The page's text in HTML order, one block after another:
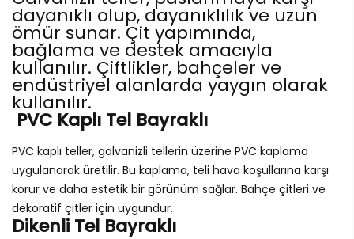
dayanıklı olup, dayanıklılık ve uzun
ömür sunar. Çit yapımında,
bağlama ve destek amacıyla
kullanılır. Çiftlikler, bahçeler ve
endüstriyel alanlarda yaygın olarak
kullanılır.
PVC Kaplı Tel Bayraklı
PVC kaplı teller, galvanizli tellerin üzerine PVC kaplama
uygulanarak üretilir. Bu kaplama, teli hava koşullarına karşı
korur ve daha estetik bir görünüm sağlar. Bahçe çitleri ve
dekoratif çitler için uygundur.
Dikenli Tel Bayraklı